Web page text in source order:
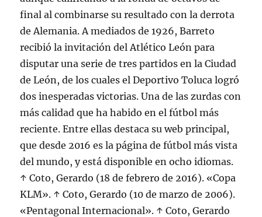
final al combinarse su resultado con la derrota
de Alemania. A mediados de 1926, Barreto
recibió la invitación del Atlético León para
disputar una serie de tres partidos en la Ciudad
de León, de los cuales el Deportivo Toluca logró
dos inesperadas victorias. Una de las zurdas con
más calidad que ha habido en el fútbol más
reciente. Entre ellas destaca su web principal,
que desde 2016 es la página de fútbol más vista
del mundo, y está disponible en ocho idiomas.
↑ Coto, Gerardo (18 de febrero de 2016). «Copa
KLM». ↑ Coto, Gerardo (10 de marzo de 2006).
«Pentagonal Internacional». ↑ Coto, Gerardo